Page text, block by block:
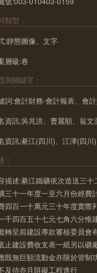
類型：
:靜態圖像、文字
層級:卷
與關鍵字：
詞:會計財務-會計報表、會
資訊:吳兆洪、曹麗順、翁
資訊:綦江(四川)、江津(四川
：
描述:綦江鐵礦依次造送三
三十一年度一至六月份經費
四百一十萬元三十年度實際
千四百五十七元七角六分惟
轉呈前建設專款審核委員會
止建設費收支表一紙另以礦
既無巨額流動金亦限於管制
及待亦且阻礙工程進行